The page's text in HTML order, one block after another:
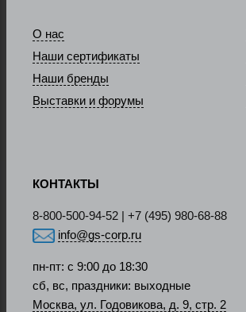
О нас
Наши сертификаты
Наши бренды
Выставки и форумы
КОНТАКТЫ
8-800-500-94-52 | +7 (495) 980-68-88
info@gs-corp.ru
пн-пт: с 9:00 до 18:30
сб, вс, праздники: выходные
Москва, ул. Годовикова, д. 9, стр. 2